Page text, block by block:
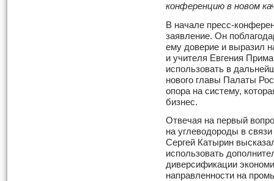
конференцию в новом
В начале пресс-
заявление. Он
ему доверие и выразил
и учителя Евгения
использовать в
нового главы Палаты
опора на систему,
бизнес.
Отвечая на первый
на углеводороды в
Сергей Катырин
использовать
диверсификации
направленности на